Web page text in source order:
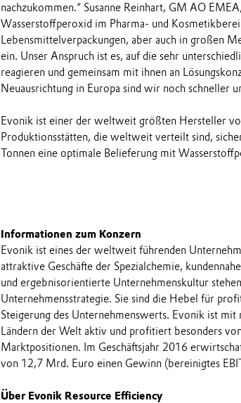
nachzukommen.“ Susanne Reinhart, GM AO
Wasserstoffperoxid im Pharma- und
Lebensmittelverpackungen, aber auch in großen
ein. Unser Anspruch ist es, auf die sehr
reagieren und gemeinsam mit ihnen an
Neuausrichtung in Europa sind wir noch schneller
Evonik ist einer der weltweit größten Hersteller
Produktionsstätten, die weltweit verteilt sind,
Tonnen eine optimale Belieferung mit
Informationen zum Konzern
Evonik ist eines der weltweit führenden
attraktive Geschäfte der Spezialchemie,
und ergebnisorientierte Unternehmenskultur
Unternehmensstrategie. Sie sind die Hebel für
Steigerung des Unternehmenswerts. Evonik ist
Ländern der Welt aktiv und profitiert besonders
Marktpositionen. Im Geschäftsjahr 2016
von 12,7 Mrd. Euro einen Gewinn (bereinigtes
Über Evonik Resource Efficiency